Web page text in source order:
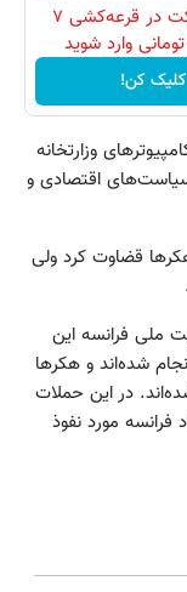
جهت شرکت در قرعه‌کشی ۷
وارد شوید
کلیک کن!
وزارتخانه
سیاست‌های اقتصادی و
قضاوت کرد ولی
ملی فرانسه این
در ماه‌های نوامبر و دسامبر سال 2010 انجام شده‌اند و هکرها
در این حملات
اقتصاد فرانسه مورد نفوذ